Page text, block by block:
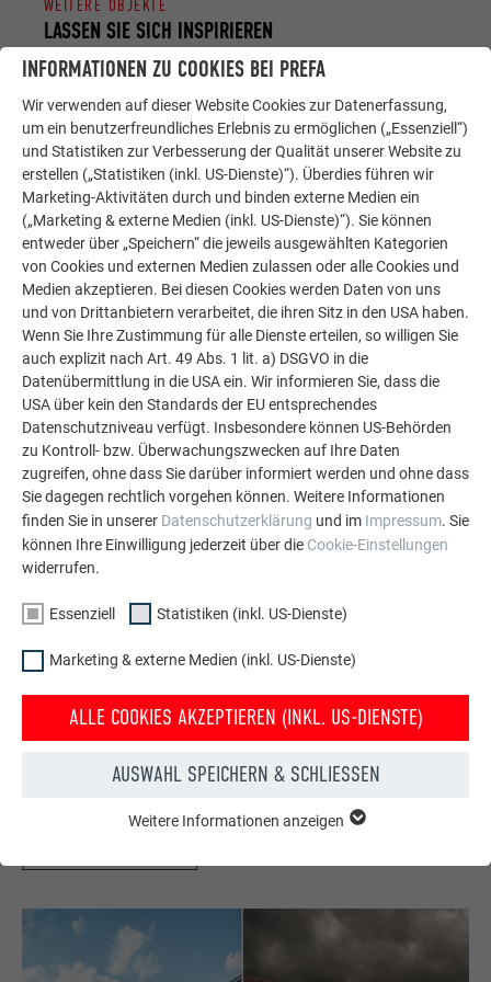
LASSEN SIE SICH INSPIRIEREN
WEITERE OBJEKTE
Die PREFA Referenzgalerie zeigt, wie vielseitig
Aluminium eingesetzt werden kann. Entdecken Sie
weitere beeindruckende Projekte mit den langlebigen
PREFA Aluminiumlösungen für Dach, Solar und
Fassade.
MEHR REFERENZEN ANSEHEN
Kostenlos PREFA Prospekte bestellen
Dach, Fassade, Solar, Dachentwässerung &
Hochwasserschutz – mit PREFA Produkten aus Aluminium
sieht Ihr Haus nicht nur gut aus, sondern ist auch bestens
INFORMATIONEN ZU COOKIES BEI PREFA
Wir verwenden auf dieser Website Cookies zur Datenerfassung,
um ein benutzerfreundliches Erlebnis zu ermöglichen („Essenziell“)
und Statistiken zur Verbesserung der Qualität unserer Website zu
erstellen („Statistiken (inkl. US-Dienste)“). Überdies führen wir
Marketing-Aktivitäten durch und binden externe Medien ein
(„Marketing & externe Medien (inkl. US-Dienste)“). Sie können
entweder über „Speichern“ die jeweils ausgewählten Kategorien
von Cookies und externen Medien zulassen oder alle Cookies und
Medien akzeptieren. Bei diesen Cookies werden Daten von uns
und von Drittanbietern verarbeitet, die ihren Sitz in den USA haben.
Wenn Sie Ihre Zustimmung für alle Dienste erteilen, so willigen Sie
auch explizit nach Art. 49 Abs. 1 lit. a) DSGVO in die
Datenübermittlung in die USA ein. Wir informieren Sie, dass die
USA über kein den Standards der EU entsprechendes
Datenschutzniveau verfügt. Insbesondere können US-Behörden
zu Kontroll- bzw. Überwachungszwecken auf Ihre Daten
zugreifen, ohne dass Sie darüber informiert werden und ohne dass
Sie dagegen rechtlich vorgehen können. Weitere Informationen
finden Sie in unserer Datenschutzerklärung und im Impressum. Sie
können Ihre Einwilligung jederzeit über die Cookie-Einstellungen
widerrufen.
Essenziell Statistiken (inkl. US-Dienste)
Marketing & externe Medien (inkl. US-Dienste)
ALLE COOKIES AKZEPTIEREN (INKL. US-DIENSTE)
AUSWAHL SPEICHERN & SCHLIESSEN
Funktionen der Website benötigt. Dadurch ist gewährleistet,
Cookie-Informationen anzeigen
Weitere Informationen anzeigen